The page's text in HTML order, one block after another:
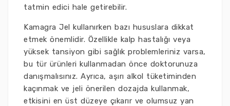
tatmin edici hale getirebilir.
Kamagra Jel kullanırken bazı hususlara dikkat
etmek önemlidir. Özellikle kalp hastalığı veya
yüksek tansiyon gibi sağlık problemleriniz varsa,
bu tür ürünleri kullanmadan önce doktorunuza
danışmalısınız. Ayrıca, aşırı alkol tüketiminden
kaçınmak ve jeli önerilen dozajda kullanmak,
etkisini en üst düzeye çıkarır ve olumsuz yan